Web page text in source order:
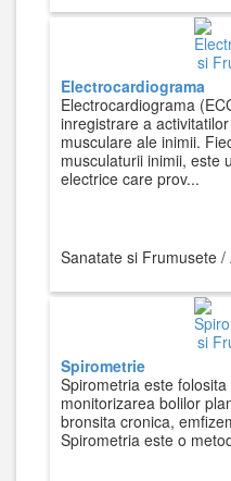
Electrocardiograma
Electrocardiograma
inregistrare a
musculare ale inimii.
musculaturii inimii, este
electrice care prov...
Sanatate si Frumusete /
Spirometrie
Spirometria este
monitorizarea bolilor
bronsita cronica,
Spirometria este o